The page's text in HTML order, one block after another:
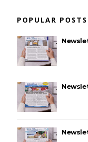
POPULAR POSTS